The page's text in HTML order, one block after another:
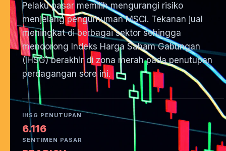
Pelaku pasar memilih mengurangi risiko
menjelang pengumuman MSCI. Tekanan jual
meningkat di berbagai sektor sehingga
mendorong Indeks Harga Saham Gabungan
(IHSG) berakhir di zona merah pada penutupan
perdagangan sore ini.
IHSG PENUTUPAN
6.116
SENTIMEN PASAR